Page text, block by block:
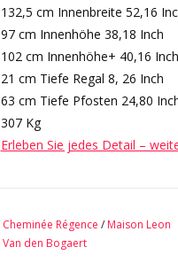
132,5 cm Innenbreite 52,16
97 cm Innenhöhe 38,18 Inch
102 cm Innenhöhe+ 40,16 Inch
21 cm Tiefe Regal 8, 26 Inch
63 cm Tiefe Pfosten 24,80
307 Kg
Erleben Sie jedes Detail –
Cheminée Régence / Maison Leon
Van den Bogaert